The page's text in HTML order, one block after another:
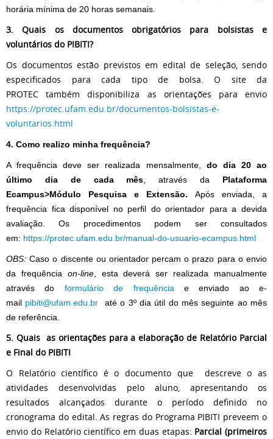
horária mínima de 20 horas semanais.
3.Quais os documentos obrigatórios para bolsistas e
voluntários do PIBITI?
Os documentos estão previstos em edital de seleção, sendo
especificados para cada tipo de bolsa. O site da
PROTEC também disponibiliza as orientações para envio
https://protec.ufam.edu.br/documentos-bolsistas-e-
voluntarios.html
4. Como realizo minha frequência?
A frequência deve ser realizada mensalmente, do dia 20 ao
último dia de cada mês , através da Plataforma
Ecampus>Módulo Pesquisa e Extensão. Após enviada, a
frequência fica disponível no perfil do orientador para a devida
avaliação. Os procedimentos podem ser consultados
em: https://protec.ufam.edu.br/manual-do-usuario-ecampus.html
OBS: Caso o discente ou orientador percam o prazo para o envio
da frequência on-line, esta deverá ser realizada manualmente
através do formulário de frequência e enviado ao e-
mail pibiti@ufam.edu.br até o 3º dia útil do mês seguinte ao mês
de referência.
5. Quais as orientações para a elaboração de Relatório Parcial
e Final do PIBITI
O Relatório científico é o documento que descreve o as
atividades desenvolvidas pelo aluno, apresentando os
resultados alcançados durante o período definido no
cronograma do edital. As regras do Programa PIBITI preveem o
envio do Relatório científico em duas etapas: Parcial (primeiros